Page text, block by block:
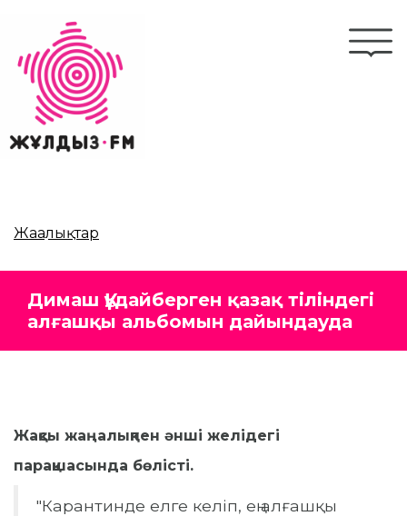
main
content
Жаңалықтар
Димаш Құдайберген қазақ тіліндегі
алғашқы альбомын дайындауда
Жақсы жаңалықпен әнші желідегі
парақшасында бөлісті.
"Карантинде елге келіп, ең алғашқы